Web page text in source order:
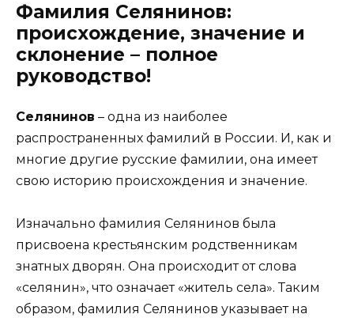
Фамилия Селянинов:
происхождение, значение и
склонение – полное
руководство!
Селянинов – одна из наиболее
распространенных фамилий в России. И, как и
многие другие русские фамилии, она имеет
свою историю происхождения и значение.
Изначально фамилия Селянинов была
присвоена крестьянским родственникам
знатных дворян. Она происходит от слова
«селянин», что означает «житель села». Таким
образом, фамилия Селянинов указывает на